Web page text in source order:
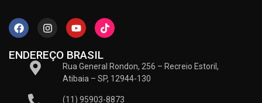
ENDEREÇO BRASIL
Rua General Rondon, 256 – Recreio Estoril,
Atibaia – SP, 12944-130
(11) 95903-8873